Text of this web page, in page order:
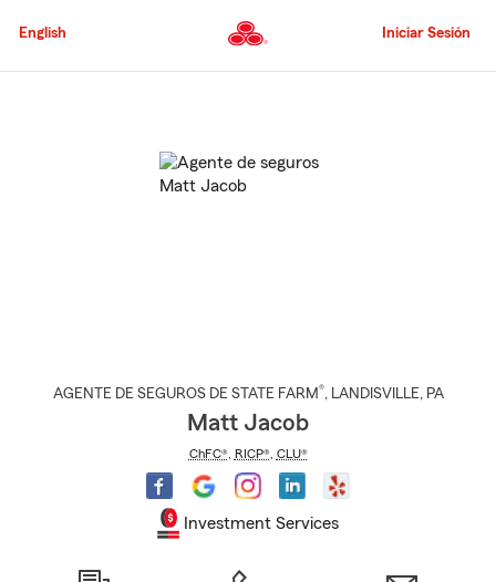
al
principal
English Iniciar Sesión
AGENTE DE SEGUROS DE STATE FARM®, LANDISVILLE, PA
Matt Jacob
ChFC®, RICP®, CLU®
Investment Services